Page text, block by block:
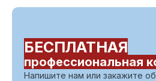
БЕСПЛАТНАЯ
профессиональная
Напишите нам или закажите